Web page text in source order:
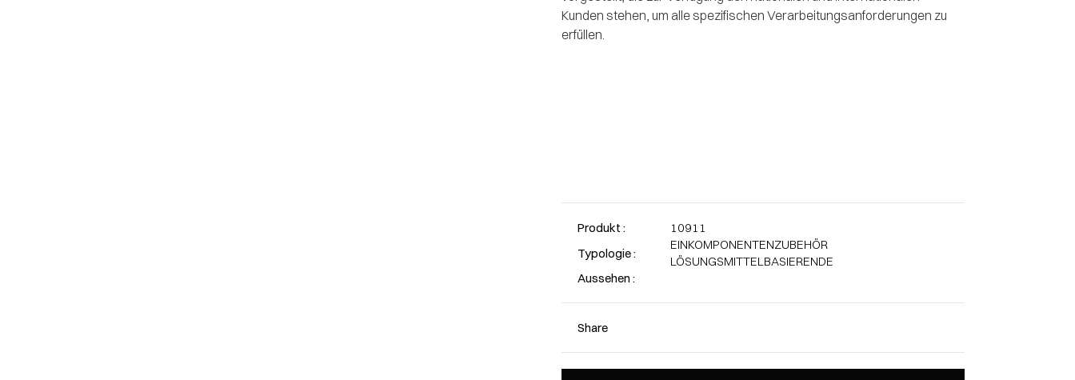
Kunden stehen, um alle spezifischen Verarbeitungsanforderungen zu
erfüllen.
Produkt :
10911
Typologie :
EINKOMPONENTENZUBEHÖR
LÖSUNGSMITTELBASIERENDE
Aussehen :
Share